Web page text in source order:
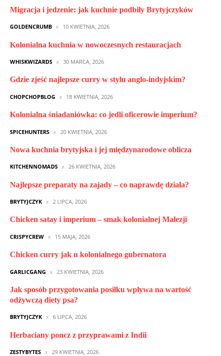
Migracja i jedzenie: jak kuchnie podbiły Brytyjczyków
GOLDENCRUMB 10 KWIETNIA, 2026
Kolonialna kuchnia w nowoczesnych restauracjach
WHISKWIZARDS 30 MARCA, 2026
Gdzie zjeść najlepsze curry w stylu anglo-indyjskim?
CHOPCHOPBLOG 18 KWIETNIA, 2026
Kolonialna śniadaniówka: co jedli oficerowie imperium?
SPICEHUNTERS 20 KWIETNIA, 2026
Nowa kuchnia brytyjska i jej międzynarodowe oblicza
KITCHENNOMADS 26 KWIETNIA, 2026
Najlepsze preparaty na zajady – co naprawdę działa?
BRYTYJCZYK 2 LIPCA, 2026
Chicken satay i imperium – smak kolonialnej Malezji
CRISPYCREW 15 MAJA, 2026
Chicken curry jak u kolonialnego gubernatora
GARLICGANG 23 KWIETNIA, 2026
Jak sposób przygotowania posiłku wpływa na wartość
odżywczą diety psa?
BRYTYJCZYK 6 LIPCA, 2026
Herbaciany poncz z przyprawami z Indii
ZESTYBYTES 29 KWIETNIA, 2026